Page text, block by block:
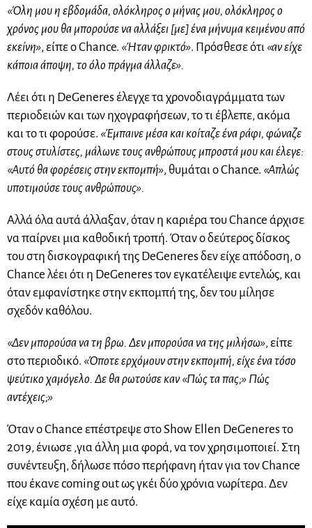
«Όλη μου η εβδομάδα, ολόκληρος ο μήνας μου, ολόκληρος ο
χρόνος μου θα μπορούσε να αλλάξει [με] ένα μήνυμα κειμένου από
εκείνη», είπε ο Chance. «Ήταν φρικτό». Πρόσθεσε ότι «αν είχε
κάποια άποψη, το όλο πράγμα άλλαζε».
Λέει ότι η DeGeneres έλεγχε τα χρονοδιαγράμματα των
περιοδειών και των ηχογραφήσεων, το τι έβλεπε, ακόμα
και το τι φορούσε. «Έμπαινε μέσα και κοίταζε ένα ράφι, φώναζε
στους στυλίστες, μάλωνε τους ανθρώπους μπροστά μου και έλεγε:
«Αυτό θα φορέσεις στην εκπομπή», θυμάται ο Chance. «Απλώς
υποτιμούσε τους ανθρώπους».
Αλλά όλα αυτά άλλαξαν, όταν η καριέρα του Chance άρχισε
να παίρνει μια καθοδική τροπή. Όταν ο δεύτερος δίσκος
του στη δισκογραφική της DeGeneres δεν είχε απόδοση, ο
Chance λέει ότι η DeGeneres τον εγκατέλειψε εντελώς, και
όταν εμφανίστηκε στην εκπομπή της, δεν του μίλησε
σχεδόν καθόλου.
«Δεν μπορούσα να τη βρω. Δεν μπορούσα να της μιλήσω», είπε
στο περιοδικό. «Όποτε ερχόμουν στην εκπομπή, είχε ένα τόσο
ψεύτικο χαμόγελο. Δε θα ρωτούσε καν «Πώς τα πας;» Πώς
αντέχεις;»
Όταν ο Chance επέστρεψε στο Show Ellen DeGeneres το
2019, ένιωσε ,για άλλη μια φορά, να τον χρησιμοποιεί. Στη
συνέντευξη, δήλωσε πόσο περήφανη ήταν για τον Chance
που έκανε coming out ως γκέι δύο χρόνια νωρίτερα. Δεν
είχε καμία σχέση με αυτό.